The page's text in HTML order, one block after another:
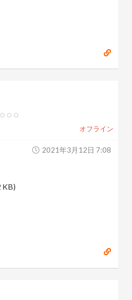
オフライン
2021年3月12日 7:08
KB)